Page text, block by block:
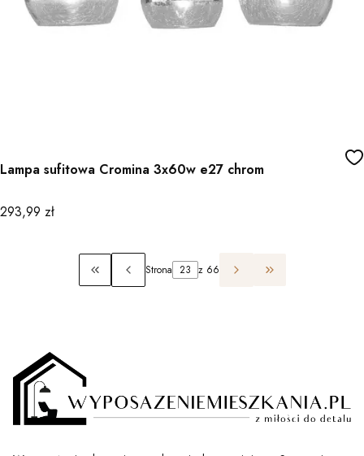
Lampa sufitowa Cromina 3x60w e27 chrom
Cena
293,99 zł
Wróć do pierwszej strony z produktami
Strona z 66 Przejdź do